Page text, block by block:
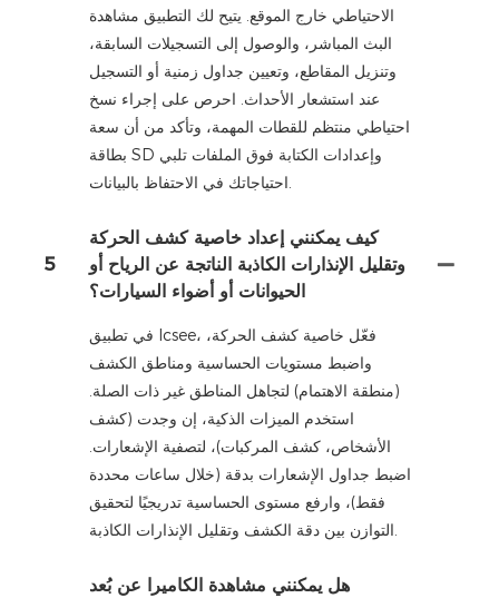
الاحتياطي خارج الموقع. يتيح لك التطبيق مشاهدة
البث المباشر، والوصول إلى التسجيلات السابقة،
وتنزيل المقاطع، وتعيين جداول زمنية أو التسجيل
عند استشعار الأحداث. احرص على إجراء نسخ
احتياطي منتظم للقطات المهمة، وتأكد من أن سعة
بطاقة SD وإعدادات الكتابة فوق الملفات تلبي
احتياجاتك في الاحتفاظ بالبيانات.
5
كيف يمكنني إعداد خاصية كشف الحركة
وتقليل الإنذارات الكاذبة الناتجة عن الرياح أو
الحيوانات أو أضواء السيارات؟
في تطبيق Icsee، فعّل خاصية كشف الحركة،
واضبط مستويات الحساسية ومناطق الكشف
(منطقة الاهتمام) لتجاهل المناطق غير ذات الصلة.
استخدم الميزات الذكية، إن وجدت (كشف
الأشخاص، كشف المركبات)، لتصفية الإشعارات.
اضبط جداول الإشعارات بدقة (خلال ساعات محددة
فقط)، وارفع مستوى الحساسية تدريجيًا لتحقيق
التوازن بين دقة الكشف وتقليل الإنذارات الكاذبة.
هل يمكنني مشاهدة الكاميرا عن بُعد